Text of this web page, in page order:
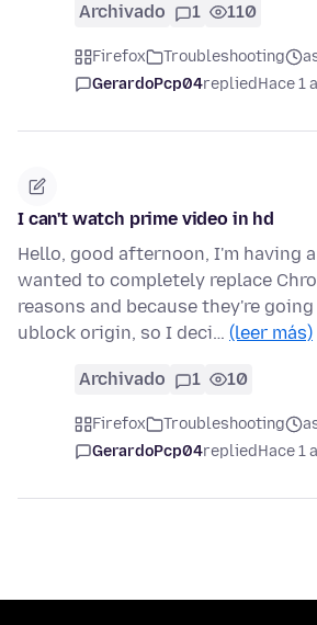
Archivado 1 110
Firefox Troubleshooting
GerardoPcp04repliedHace 1
I can't watch prime video in hd
Hello, good afternoon, I'm having
wanted to completely replace
reasons and because they're
ublock origin, so I deci… (leer más)
Archivado 1 10
Firefox Troubleshooting
GerardoPcp04repliedHace 1